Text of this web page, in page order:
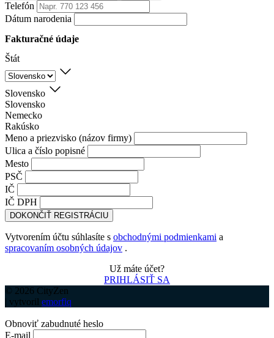
Telefón
Dátum narodenia
Fakturačné údaje
Štát
Slovensko
Slovensko
Nemecko
Rakúsko
Meno a priezvisko (názov firmy)
Ulica a číslo popisné
Mesto
PSČ
IČ
IČ DPH
DOKONČIŤ REGISTRÁCIU
Vytvorením účtu súhlasíte s obchodnými podmienkami a
spracovaním osobných údajov .
Už máte účet?
PRIHLÁSIŤ SA
© 2026 CityZen
| vytvoril emorfiq
Obnoviť zabudnuté heslo
E-mail